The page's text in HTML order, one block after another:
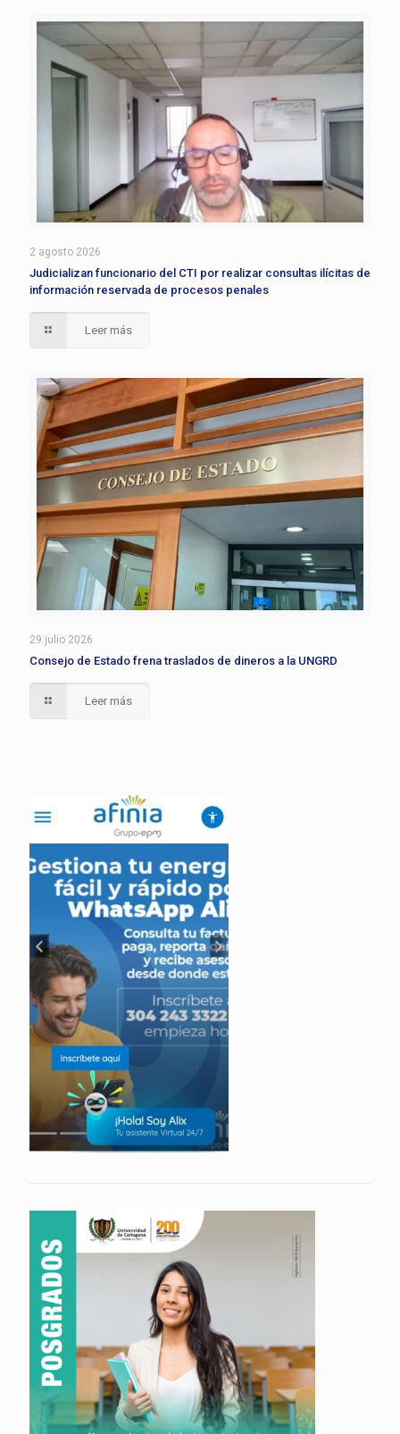
2 agosto 2026
Judicializan funcionario del CTI por realizar consultas ilícitas de
información reservada de procesos penales
Leer más
29 julio 2026
Consejo de Estado frena traslados de dineros a la UNGRD
Leer más